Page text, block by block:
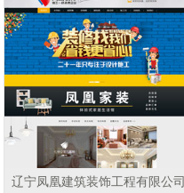
辽宁凤凰建筑装饰工程有限公司